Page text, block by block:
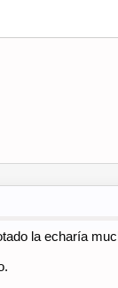
la echaría